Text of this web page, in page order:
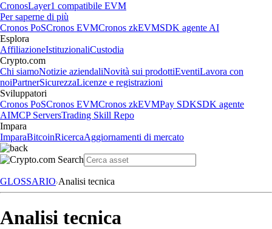
CronosLayer1 compatibile EVM
Per saperne di più
Cronos PoSCronos EVMCronos zkEVMSDK agente AI
Esplora
AffiliazioneIstituzionaliCustodia
Crypto.com
Chi siamoNotizie aziendaliNovità sui prodottiEventiLavora con
noiPartnerSicurezzaLicenze e registrazioni
Sviluppatori
Cronos PoSCronos EVMCronos zkEVMPay SDKSDK agente
AIMCP ServersTrading Skill Repo
Impara
ImparaBitcoinRicercaAggiornamenti di mercato
GLOSSARIO Analisi tecnica
Analisi tecnica